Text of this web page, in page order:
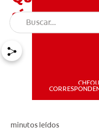
síntomas y
minutos leídos